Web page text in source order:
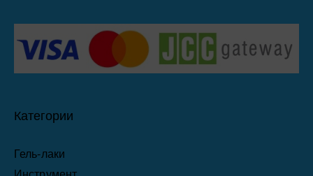
Категории
Гель-лаки